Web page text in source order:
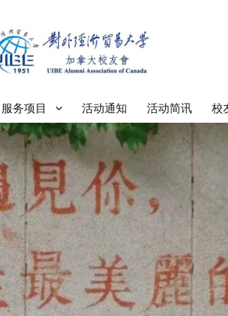
大校友会
服务项目 活动通知 活动简讯 校